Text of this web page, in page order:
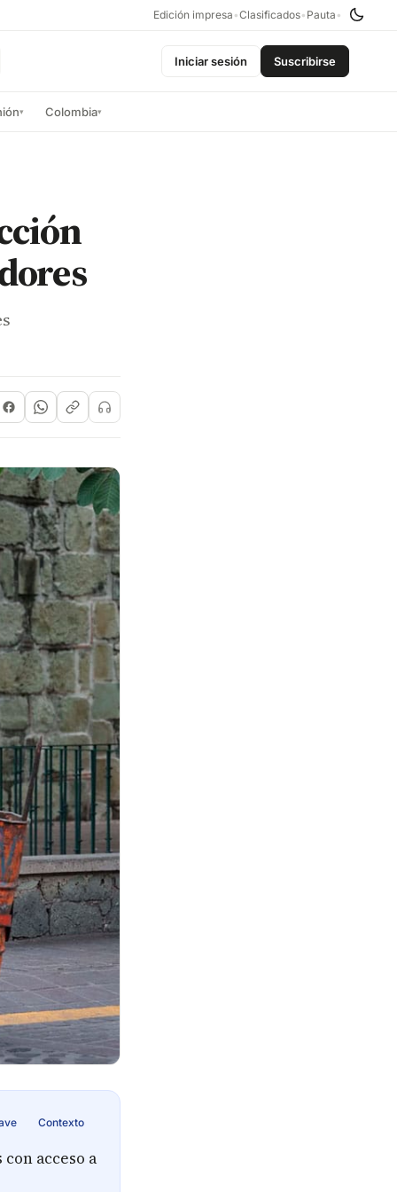
Edición impresa •Clasificados• Pauta •
Iniciar sesión Suscribirse
▾ Colombia▾
Contexto
acceso a